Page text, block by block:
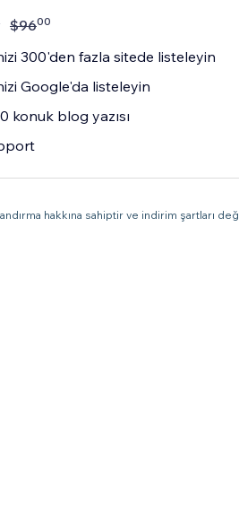
$9600
300'den fazla sitede listeleyin
Google'da listeleyin
konuk blog yazısı
hakkına sahiptir ve indirim şartları